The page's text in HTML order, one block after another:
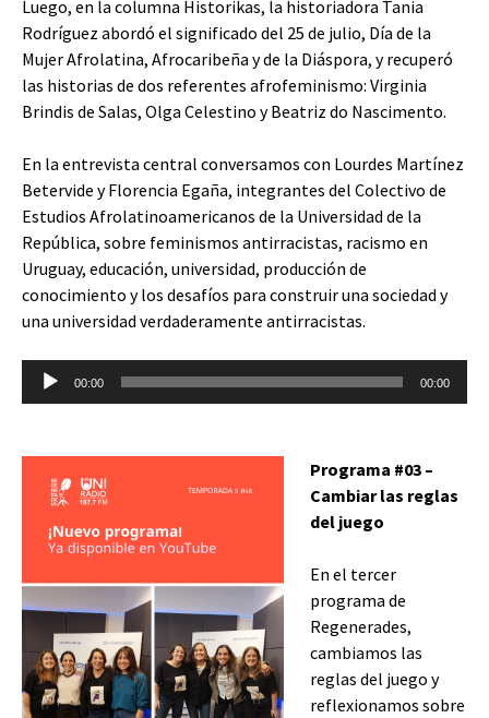
Luego, en la columna Historikas, la historiadora Tania
Rodríguez abordó el significado del 25 de julio, Día de la
Mujer Afrolatina, Afrocaribeña y de la Diáspora, y recuperó
las historias de dos referentes afrofeminismo: Virginia
Brindis de Salas, Olga Celestino y Beatriz do Nascimento.
En la entrevista central conversamos con Lourdes Martínez
Betervide y Florencia Egaña, integrantes del Colectivo de
Estudios Afrolatinoamericanos de la Universidad de la
República, sobre feminismos antirracistas, racismo en
Uruguay, educación, universidad, producción de
conocimiento y los desafíos para construir una sociedad y
una universidad verdaderamente antirracistas.
Reproductor
00:00 00:00
Programa #03 –
Cambiar las reglas
del juego
En el tercer
programa de
Regenerades,
cambiamos las
reglas del juego y
reflexionamos sobre